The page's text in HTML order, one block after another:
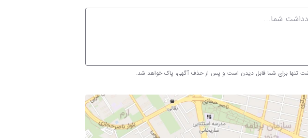
تنها برای شما قابل دیدن است و پس از حذف آگهی، پاک خواهد شد.